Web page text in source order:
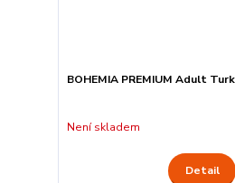
BOHEMIA PREMIUM Adult
Není skladem
Detail